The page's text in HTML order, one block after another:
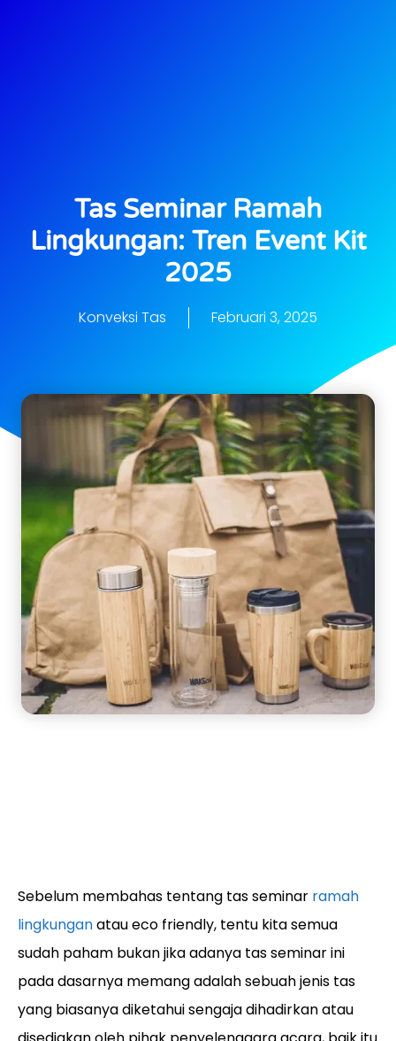
Tas Seminar Ramah
Lingkungan: Tren Event Kit
2025
Konveksi Tas Februari 3, 2025
Sebelum membahas tentang tas seminar ramah
lingkunganatau eco friendly, tentu kita semua
sudah paham bukan jika adanya tas seminar ini
pada dasarnya memang adalah sebuah jenis tas
yang biasanya diketahui sengaja dihadirkan atau